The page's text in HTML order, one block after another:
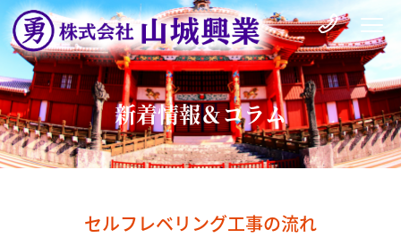
新着情報＆コラム
セルフレベリング工事の流れ